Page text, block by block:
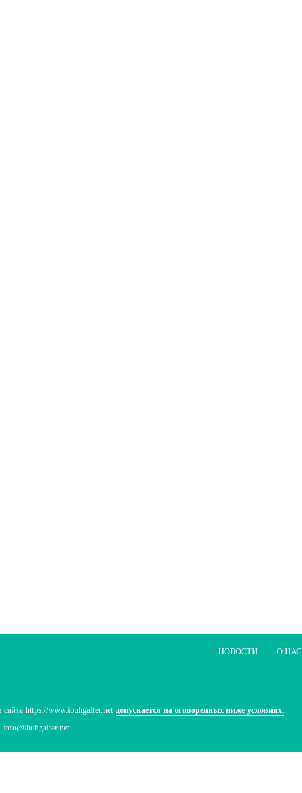
НОВОСТИ О НАС
https://www.ibuhgalter.net допускается на оговоренных ниже условиях.
info@ibuhgalter.net